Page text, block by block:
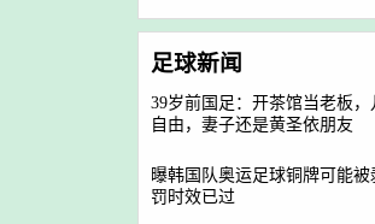
足球新闻
39岁前国足：开茶馆当老板
自由，妻子还是黄圣依朋友
曝韩国队奥运足球铜牌可能
罚时效已过